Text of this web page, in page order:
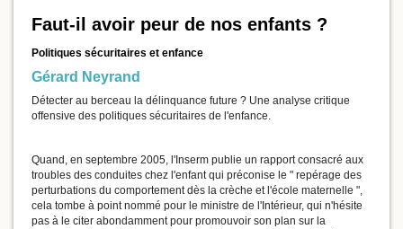
Faut-il avoir peur de nos enfants ?
Politiques sécuritaires et enfance
Gérard Neyrand
Détecter au berceau la délinquance future ? Une analyse critique
offensive des politiques sécuritaires de l'enfance.
Quand, en septembre 2005, l'Inserm publie un rapport consacré aux
troubles des conduites chez l'enfant qui préconise le " repérage des
perturbations du comportement dès la crèche et l'école maternelle ",
cela tombe à point nommé pour le ministre de l'Intérieur, qui n'hésite
pas à le citer abondamment pour promouvoir son plan sur la